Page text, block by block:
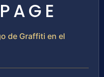
de Graffiti en el